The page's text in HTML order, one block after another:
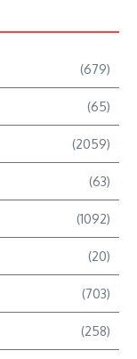
(679)
(65)
(2059)
(63)
(1092)
(20)
(703)
(258)